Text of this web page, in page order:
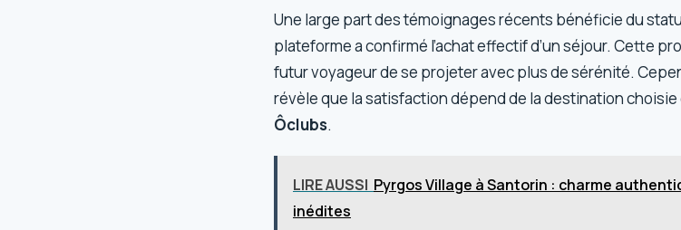
Une large part des témoignages récents bénéficie du
plateforme a confirmé l’achat effectif d’un séjour. Cette
futur voyageur de se projeter avec plus de sérénité.
révèle que la satisfaction dépend de la destination
Ôclubs.
LIRE AUSSI Pyrgos Village à Santorin : charme
inédites